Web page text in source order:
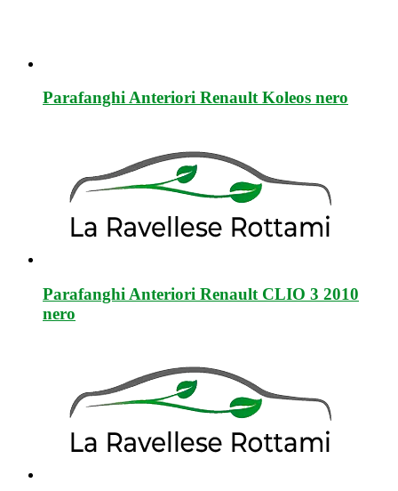
Parafanghi Anteriori Renault Koleos nero
Parafanghi Anteriori Renault CLIO 3 2010
nero